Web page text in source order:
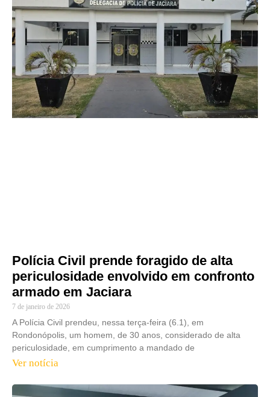
Polícia Civil prende foragido de alta
periculosidade envolvido em confronto
armado em Jaciara
7 de janeiro de 2026
A Polícia Civil prendeu, nessa terça-feira (6.1), em
Rondonópolis, um homem, de 30 anos, considerado de alta
periculosidade, em cumprimento a mandado de
Ver notícia